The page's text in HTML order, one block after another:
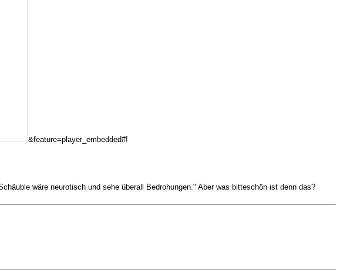
&feature=player_embedded#!
wäre neurotisch und sehe überall Bedrohungen." Aber was bitteschön ist denn das?